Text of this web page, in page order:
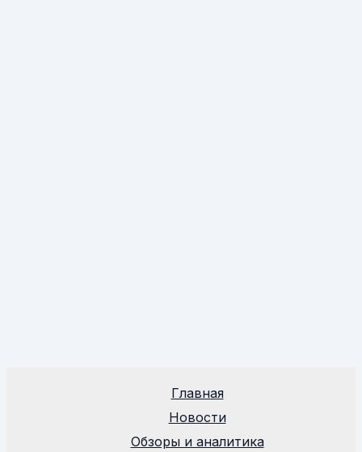
Главная
Новости
Обзоры и аналитика